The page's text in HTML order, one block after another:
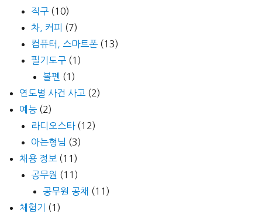
직구 (10)
차, 커피 (7)
컴퓨터, 스마트폰 (13)
필기도구 (1)
볼펜 (1)
연도별 사건 사고 (2)
예능 (2)
라디오스타(12)
아는형님 (3)
채용 정보 (11)
공무원 (11)
공무원 공채 (11)
체험기
(1)